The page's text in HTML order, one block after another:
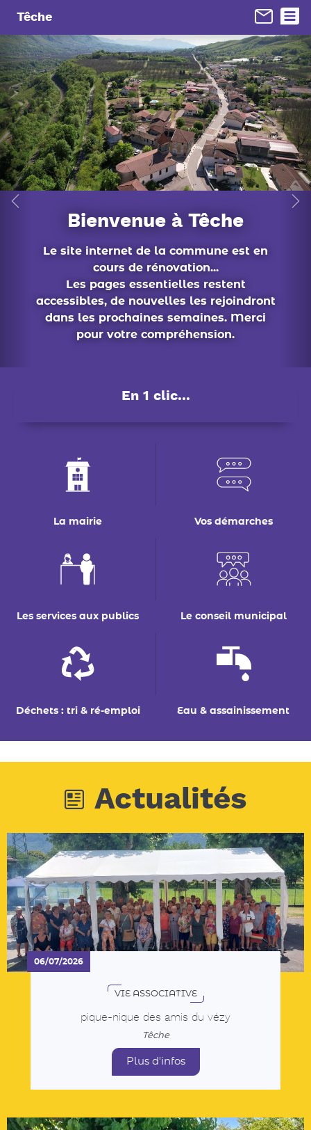
Têche
conseil municipal
En 1 clic...
Les services aux publics Le conseil municipal
Eau & assainissement
Actualités
06/07/2026
pique-nique des amis du vézy
Têche
Plus d'infos
06/07/2026